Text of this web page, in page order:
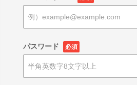
パスワード 必須